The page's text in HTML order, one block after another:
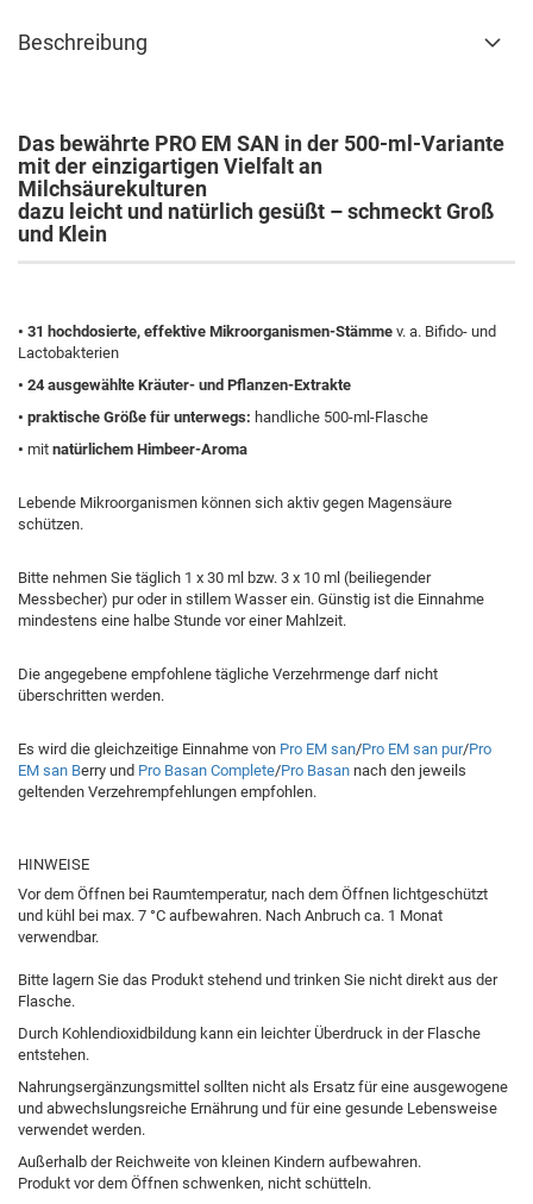
Beschreibung
Das bewährte PRO EM SAN in der 500-ml-Variante
mit der einzigartigen Vielfalt an
Milchsäurekulturen
dazu leicht und natürlich gesüßt – schmeckt Groß
und Klein
• 31 hochdosierte, effektive Mikroorganismen-Stämme v. a. Bifido- und
Lactobakterien
• 24 ausgewählte Kräuter- und Pflanzen-Extrakte
• praktische Größe für unterwegs: handliche 500-ml-Flasche
• mit natürlichem Himbeer-Aroma
Lebende Mikroorganismen können sich aktiv gegen Magensäure
schützen.
Bitte nehmen Sie täglich 1 x 30 ml bzw. 3 x 10 ml (beiliegender
Messbecher) pur oder in stillem Wasser ein. Günstig ist die Einnahme
mindestens eine halbe Stunde vor einer Mahlzeit.
Die angegebene empfohlene tägliche Verzehrmenge darf nicht
überschritten werden.
Es wird die gleichzeitige Einnahme von Pro EM san/Pro EM san pur/Pro
EM san Berry und Pro Basan Complete/Pro Basan nach den jeweils
geltenden Verzehrempfehlungen empfohlen.
HINWEISE
Vor dem Öffnen bei Raumtemperatur, nach dem Öffnen lichtgeschützt
und kühl bei max. 7 °C aufbewahren. Nach Anbruch ca. 1 Monat
verwendbar.
Bitte lagern Sie das Produkt stehend und trinken Sie nicht direkt aus der
Flasche.
Durch Kohlendioxidbildung kann ein leichter Überdruck in der Flasche
entstehen.
Nahrungsergänzungsmittel sollten nicht als Ersatz für eine ausgewogene
und abwechslungsreiche Ernährung und für eine gesunde Lebensweise
verwendet werden.
Außerhalb der Reichweite von kleinen Kindern aufbewahren.
Produkt vor dem Öffnen schwenken, nicht schütteln.